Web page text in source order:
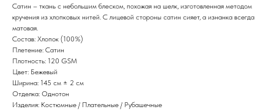
Сатин – ткань с небольшим блеском, похожая на шелк, изготовленная методом
кручения из хлопковых нитей. С лицевой стороны сатин сияет, а изнанка всегда
матовая.
Состав: Хлопок (100%)
Плетение: Сатин
Плотность: 120 GSM
Цвет: Бежевый
Ширина: 145 см ± 2 см
Отделка: Однотон
Изделия: Костюмные / Плательные / Рубашечные